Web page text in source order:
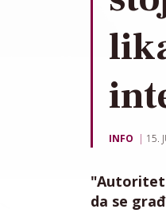
INFO 15.
"Autoritet
da se